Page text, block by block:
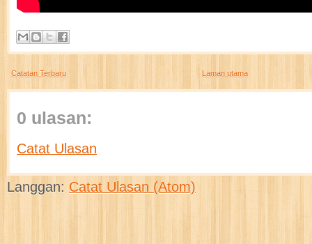
Catatan Terbaru Laman utama
0 ulasan:
Catat Ulasan
Langgan: Catat Ulasan (Atom)